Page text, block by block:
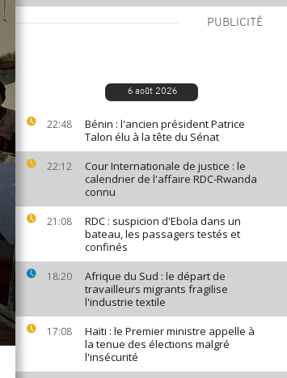
PUBLICITÉ
6 août 2026
22:48
Bénin : l'ancien président Patrice
Talon élu à la tête du Sénat
22:12
Cour Internationale de justice : le
calendrier de l'affaire RDC-Rwanda
connu
21:08
RDC : suspicion d'Ebola dans un
bateau, les passagers testés et
confinés
18:20
Afrique du Sud : le départ de
travailleurs migrants fragilise
l'industrie textile
17:08
Haïti : le Premier ministre appelle à
la tenue des élections malgré
l'insécurité